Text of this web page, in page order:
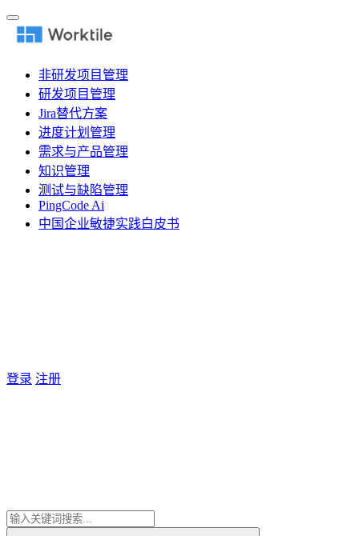
非研发项目管理
研发项目管理
Jira替代方案
进度计划管理
需求与产品管理
知识管理
测试与缺陷管理
PingCode Ai
中国企业敏捷实践白皮书
登录 注册